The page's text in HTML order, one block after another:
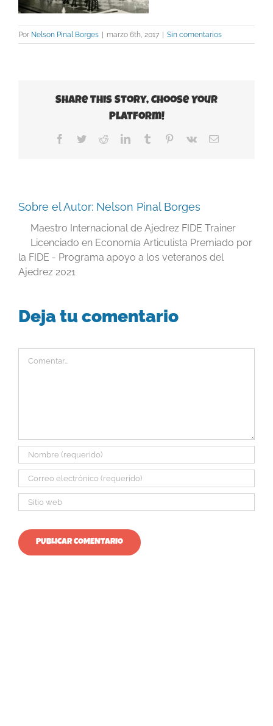
Por Nelson Pinal Borges | marzo 6th, 2017 | Sin comentarios
Share This Story, Choose Your
Platform!
Facebook
TwitterRedditLinkedInTumblr Pinterest
Vk
Correo
Sobre el Autor: Nelson Pinal Borges
Maestro Internacional de Ajedrez FIDE Trainer
Licenciado en Economía Articulista Premiado por
la FIDE - Programa apoyo a los veteranos del
Ajedrez 2021
Deja tu comentario